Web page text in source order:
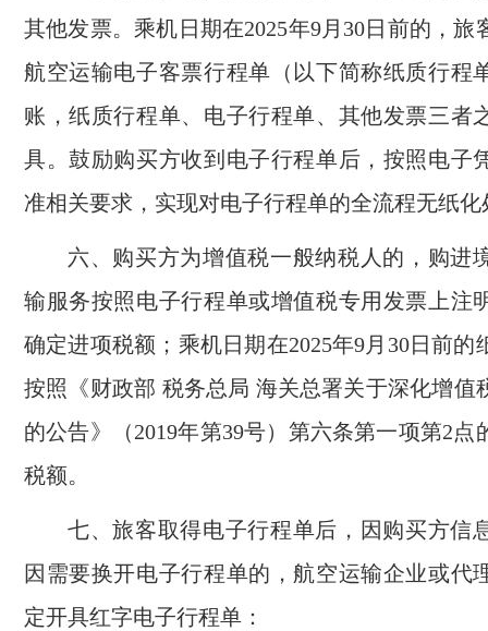
其他发票。乘机日期在2025年9月30日前的，旅
航空运输电子客票行程单（以下简称纸质行程
账，纸质行程单、电子行程单、其他发票三者
具。鼓励购买方收到电子行程单后，按照电子
准相关要求，实现对电子行程单的全流程无纸化
六、购买方为增值税一般纳税人的，购进
输服务按照电子行程单或增值税专用发票上注
确定进项税额；乘机日期在2025年9月30日前的
按照《财政部 税务总局 海关总署关于深化增值
的公告》（2019年第39号）第六条第一项第2点
税额。
七、旅客取得电子行程单后，因购买方信
因需要换开电子行程单的，航空运输企业或代
定开具红字电子行程单：